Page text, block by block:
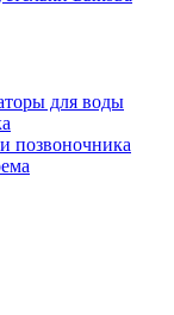
для воды
позвоночника